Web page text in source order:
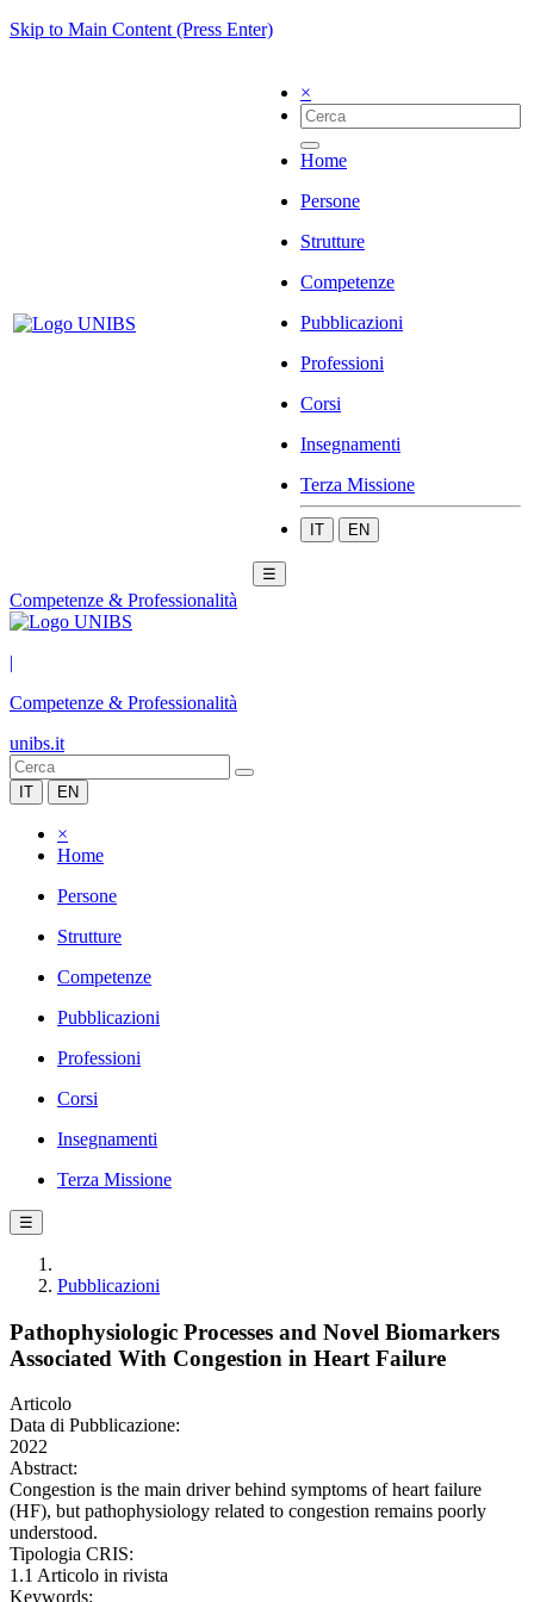
Skip to Main Content (Press Enter)
×
Home
Persone
Strutture
Competenze
Pubblicazioni
Professioni
Corsi
Insegnamenti
Terza Missione
IT EN
☰
Competenze & Professionalità
|
Competenze & Professionalità
unibs.it
IT EN
×
Home
Persone
Strutture
Competenze
Pubblicazioni
Professioni
Corsi
Insegnamenti
Terza Missione
☰
Pubblicazioni
Pathophysiologic Processes and Novel Biomarkers
Associated With Congestion in Heart Failure
Articolo
Data di Pubblicazione:
2022
Abstract:
Congestion is the main driver behind symptoms of heart failure
(HF), but pathophysiology related to congestion remains poorly
understood.
Tipologia CRIS:
1.1 Articolo in rivista
Keywords: